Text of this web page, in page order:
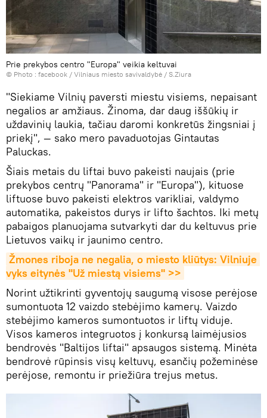
Prie prekybos centro "Europa" veikia keltuvai
© Photo : facebook / Vilniaus miesto savivaldybė / S.Ziura
"Siekiame Vilnių paversti miestu visiems, nepaisant
negalios ar amžiaus. Žinoma, dar daug iššūkių ir
uždavinių laukia, tačiau daromi konkretūs žingsniai į
priekį", — sako mero pavaduotojas Gintautas
Paluckas.
Šiais metais du liftai buvo pakeisti naujais (prie
prekybos centrų "Panorama" ir "Europa"), kituose
liftuose buvo pakeisti elektros varikliai, valdymo
automatika, pakeistos durys ir lifto šachtos. Iki metų
pabaigos planuojama sutvarkyti dar du keltuvus prie
Lietuvos vaikų ir jaunimo centro.
Žmones riboja ne negalia, o miesto kliūtys: Vilniuje
vyks eitynės "Už miestą visiems" >>
Norint užtikrinti gyventojų saugumą visose perėjose
sumontuota 12 vaizdo stebėjimo kamerų. Vaizdo
stebėjimo kameros sumontuotos ir liftų viduje.
Visos kameros integruotos į konkursą laimėjusios
bendrovės "Baltijos liftai" apsaugos sistemą. Minėta
bendrovė rūpinsis visų keltuvų, esančių požeminėse
perėjose, remontu ir priežiūra trejus metus.